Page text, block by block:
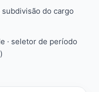
subdivisão do cargo
· seletor de período